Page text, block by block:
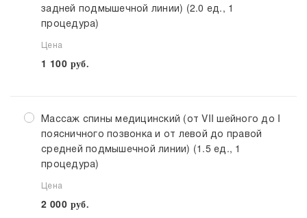
задней подмышечной линии) (2.0 ед., 1
процедура)
Цена
1 100 руб.
Массаж спины медицинский (от VII шейного до I
поясничного позвонка и от левой до правой
средней подмышечной линии) (1.5 ед., 1
процедура)
Цена
2 000 руб.